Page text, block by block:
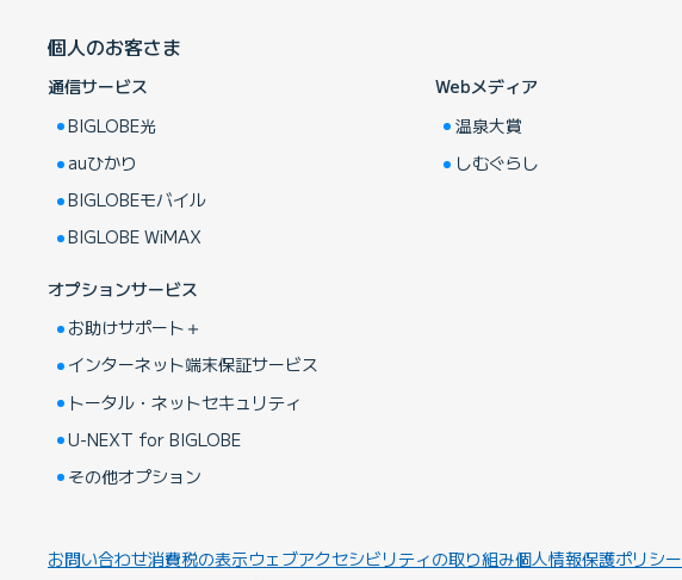
個人のお客さま
通信サービス
BIGLOBE光
auひかり
BIGLOBEモバイル
BIGLOBE WiMAX
オプションサービス
お助けサポート＋
インターネット端末保証サービス
トータル・ネットセキュリティ
U-NEXT for BIGLOBE
その他オプション
Webメディア
温泉大賞
しむぐらし
お問い合わせ消費税の表示ウェブアクセシビリティの取り組み個人情報保護ポリシー